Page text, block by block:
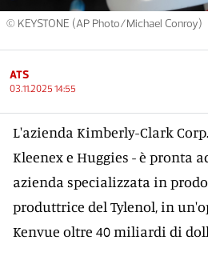
© KEYSTONE (AP Photo/Michael Conroy)
ATS
03.11.2025 14:55
L'azienda Kimberly-Clark
Kleenex e Huggies - è pronta
azienda specializzata in
produttrice del Tylenol, in
Kenvue oltre 40 miliardi di